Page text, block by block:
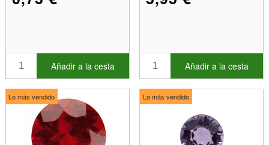
Añadir a la cesta Añadir a la cesta
Lo más vendido Lo más vendido